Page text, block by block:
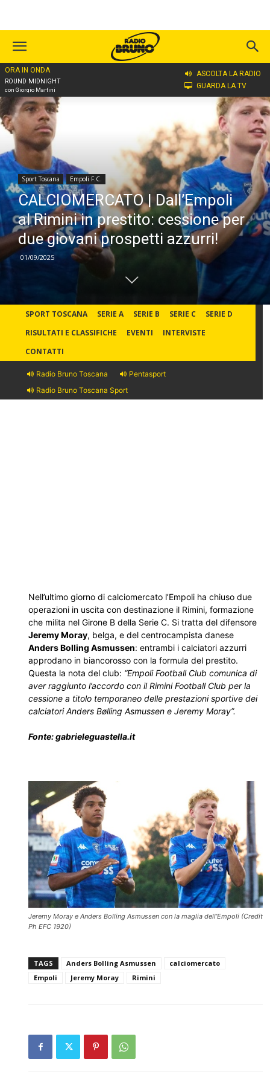
ORA IN ONDA
ROUND MIDNIGHT
con Giorgio Martini
ASCOLTA LA RADIO
GUARDA LA TV
Home
Sport Toscana Empoli F.C.
CALCIOMERCATO | Dall’Empoli
al Rimini in prestito: cessione per
due giovani prospetti azzurri!
01/09/2025
SPORT TOSCANA SERIE A SERIE B SERIE C
SERIE D
RISULTATI E CLASSIFICHE
EVENTI
INTERVISTE
CONTATTI
Radio Bruno Toscana
Pentasport
Radio Bruno Toscana Sport
Nell’ultimo giorno di calciomercato l’Empoli ha chiuso due
operazioni in uscita con destinazione il Rimini, formazione
che milita nel Girone B della Serie C. Si tratta del difensore
Jeremy Moray, belga, e del centrocampista danese
Anders Bolling Asmussen: entrambi i calciatori azzurri
approdano in biancorosso con la formula del prestito.
Questa la nota del club: “Empoli Football Club comunica di
aver raggiunto l’accordo con il Rimini Football Club per la
cessione a titolo temporaneo delle prestazioni sportive dei
calciatori Anders Bølling Asmussen e Jeremy Moray”.
Fonte: gabrieleguastella.it
Jeremy Moray e Anders Bolling Asmussen con la maglia dell’Empoli (Credit
Ph EFC 1920)
TAGS Anders Bolling Asmussen
calciomercato
Empoli
Jeremy Moray Rimini